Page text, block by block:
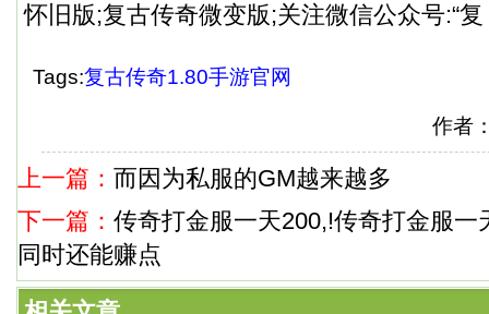
怀旧版;复古传奇微变版;关注微信公众号:“复
Tags:复古传奇1.80手游官网
作者
上一篇： 而因为私服的GM越来越多
下一篇： 传奇打金服一天200,!传奇打金服一
同时还能赚点